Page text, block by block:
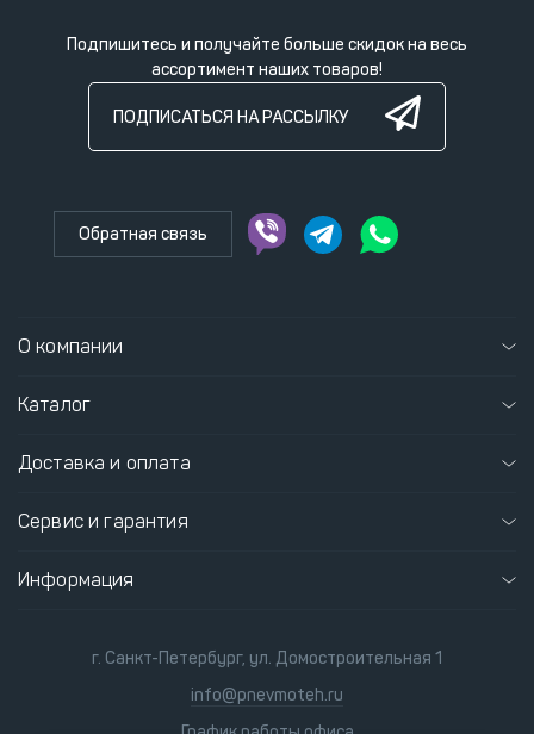
Подпишитесь и получайте больше скидок на весь
ассортимент наших товаров!
ПОДПИСАТЬСЯ НА РАССЫЛКУ
Обратная связь
О компании
Каталог
Доставка и оплата
Сервис и гарантия
Информация
г. Санкт-Петербург, ул. Домостроительная 1
info@pnevmoteh.ru